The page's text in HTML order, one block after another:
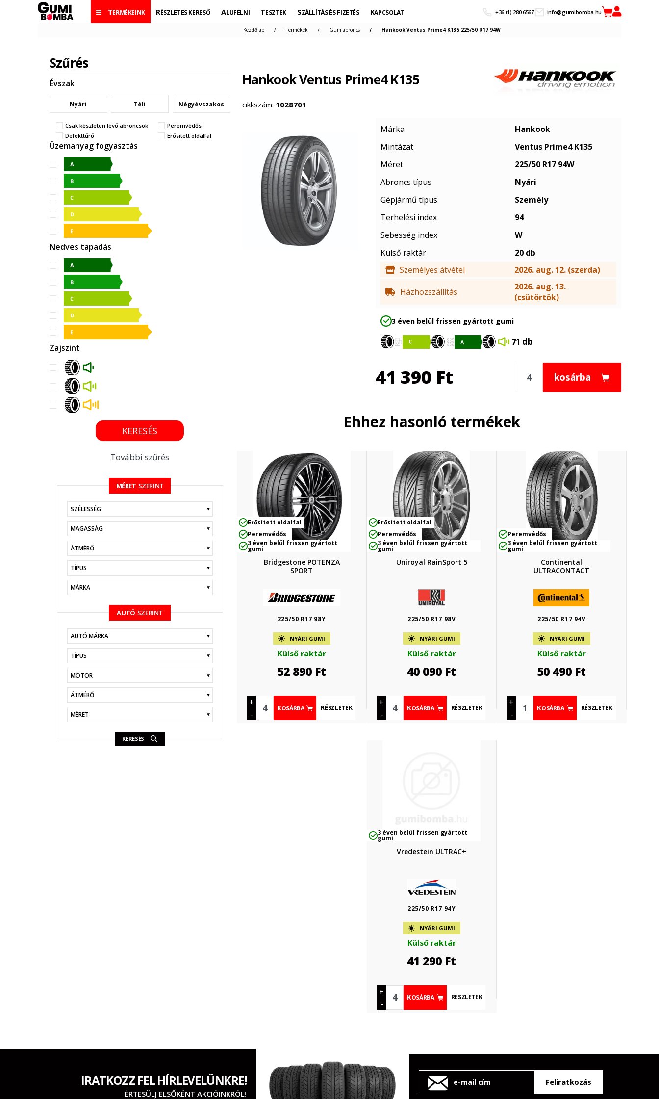
TERMÉKEINK RÉSZLETES KERESŐ ALUFELNI TESZTEK SZÁLLÍTÁS ÉS FIZETÉS KAPCSOLAT +36 (1) 280 6567 info@gumibomba.hu
Szűrés
Évszak
Nyári Téli Négyévszakos
Csak készleten lévő abroncsok
Peremvédős
Defekttűrő
Erősitett oldalfal
Üzemanyag fogyasztás
Nedves tapadás
Zajszint
KERESÉS
További szűrés
MÉRET SZERINT
KERESÉS
AUTÓ SZERINT
KERESÉS
Kezdőlap Termékek Gumiabroncs Hankook Ventus Prime4 K135 225/50 R17 94W
Hankook Ventus Prime4 K135
cikkszám: 1028701
Márka
Hankook
Mintázat
Ventus Prime4 K135
Méret
225/50 R17 94W
Abroncs típus
Nyári
Gépjármű típus
Személy
Terhelési index
94
Sebesség index
W
Külső raktár
20 db
Személyes átvétel
2026. aug. 12. (szerda)
Házhozszállítás
2026. aug. 13.
(csütörtök)
3 éven belül frissen gyártott gumi
71 db
41 390 Ft kosárba
Ehhez hasonló termékek
Erősített oldalfal
Peremvédős
3 éven belül frissen gyártott
gumi
Bridgestone POTENZA
SPORT
225/50 R17 98Y
NYÁRI GUMI
Külső raktár
52 890 Ft
+
-
KOSÁRBA RÉSZLETEK
Erősített oldalfal
Peremvédős
3 éven belül frissen gyártott
gumi
Uniroyal RainSport 5
225/50 R17 98V
NYÁRI GUMI
Külső raktár
40 090 Ft
+
-
KOSÁRBA RÉSZLETEK
Peremvédős
3 éven belül frissen gyártott
gumi
Continental
ULTRACONTACT
225/50 R17 94V
NYÁRI GUMI
Külső raktár
50 490 Ft
+
-
KOSÁRBA RÉSZLETEK
3 éven belül frissen gyártott
gumi
Vredestein ULTRAC+
225/50 R17 94Y
NYÁRI GUMI
Külső raktár
41 290 Ft
+
-
KOSÁRBA RÉSZLETEK
IRATKOZZ FEL HÍRLEVELÜNKRE!
ÉRTESÜLJ ELSŐKÉNT AKCIÓINKRÓL!
Feliratkozás